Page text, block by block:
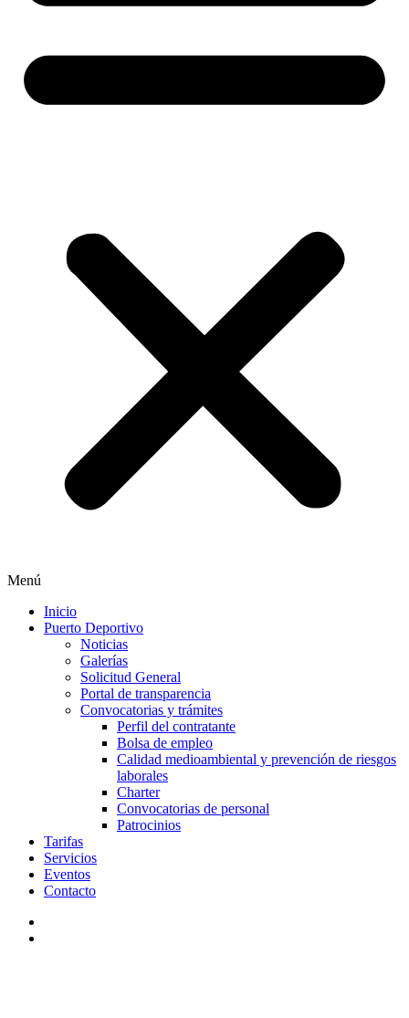
Menú
Inicio
Puerto Deportivo
Noticias
Galerías
Solicitud General
Portal de transparencia
Convocatorias y trámites
Perfil del contratante
Bolsa de empleo
Calidad medioambiental y prevención de riesgos
laborales
Charter
Convocatorias de personal
Patrocinios
Tarifas
Servicios
Eventos
Contacto